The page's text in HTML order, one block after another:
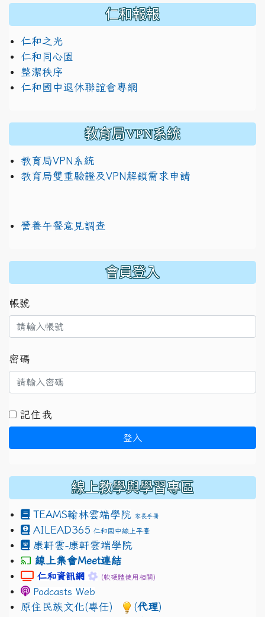
仁和報報
仁和之光
仁和同心園
整潔秩序
仁和國中退休聯誼會專網
教育局VPN系統
教育局VPN系統
教育局雙重驗證及VPN解鎖需求申請
營養午餐意見調查
會員登入
帳號
密碼
記住我
登入
線上教學與學習專區
TEAMS翰林雲端學院 家長手冊
AILEAD365 仁和國中線上平臺
康軒雲-康軒雲端學院
線上集會Meet連結
link to https://sites.google.com/
仁和資訊網 link to https://sites.google.com/
(軟硬體使用相關)
Podcasts Web
原住民族文化(專任) (代理)